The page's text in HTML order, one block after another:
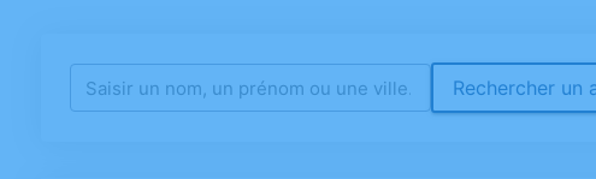
Rechercher un